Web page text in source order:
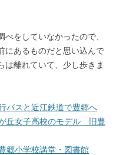
をしていなかったので、
にあるものだと思い込んで
は離れていて、少し歩きま
バスと近江鉄道で豊郷へ
丘女子高校のモデル 旧豊
郷小学校講堂・図書館